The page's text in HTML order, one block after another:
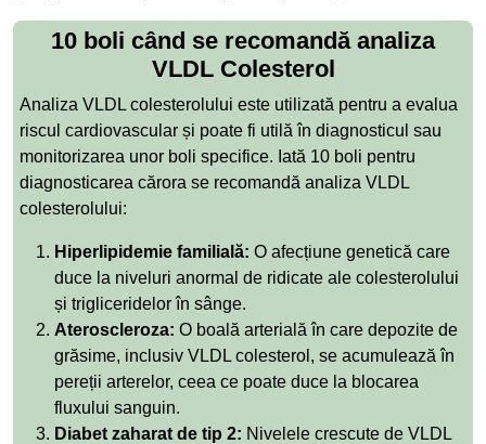
10 boli când se recomandă analiza
VLDL Colesterol
Analiza VLDL colesterolului este utilizată pentru a evalua
riscul cardiovascular și poate fi utilă în diagnosticul sau
monitorizarea unor boli specifice. Iată 10 boli pentru
diagnosticarea cărora se recomandă analiza VLDL
colesterolului:
Hiperlipidemie familială: O afecțiune genetică care
duce la niveluri anormal de ridicate ale colesterolului
și trigliceridelor în sânge.
Ateroscleroza: O boală arterială în care depozite de
grăsime, inclusiv VLDL colesterol, se acumulează în
pereții arterelor, ceea ce poate duce la blocarea
fluxului sanguin.
Diabet zaharat de tip 2: Nivelele crescute de VLDL